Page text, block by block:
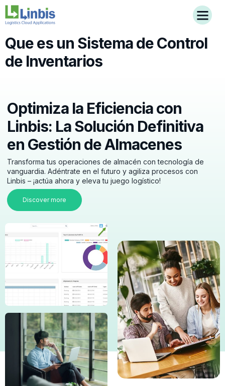
Que es un Sistema de Control
de Inventarios
Optimiza la Eficiencia con
Linbis: La Solución Definitiva
en Gestión de Almacenes
Transforma tus operaciones de almacén con tecnología de
vanguardia. Adéntrate en el futuro y agiliza procesos con
Linbis – ¡actúa ahora y eleva tu juego logístico!
Discover more